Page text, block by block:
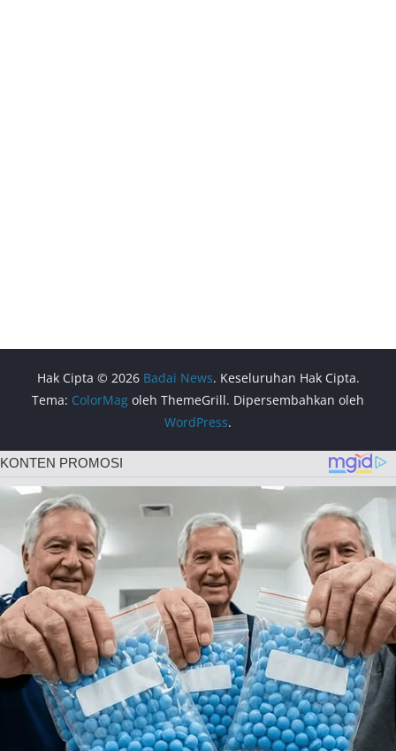
Hak Cipta © 2026 Badai News. Keseluruhan Hak Cipta.
Tema: ColorMag oleh ThemeGrill. Dipersembahkan oleh
WordPress.